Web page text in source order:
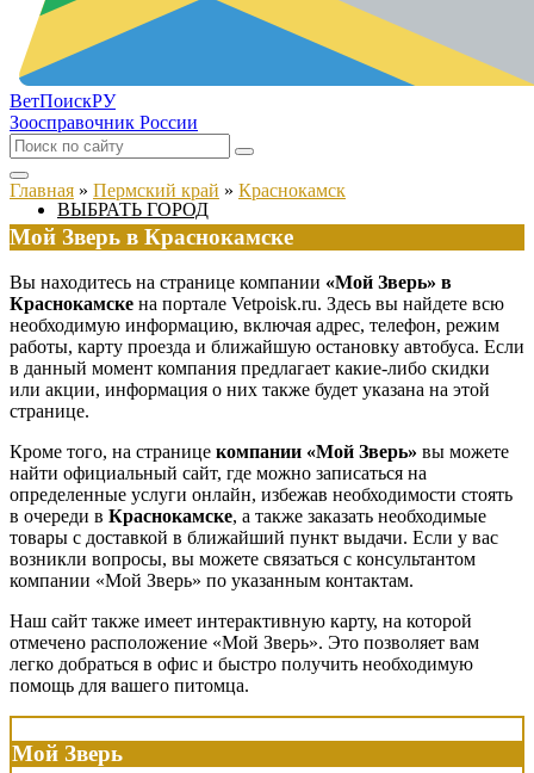
ВетПоискРУ
Зоосправочник России
ВЫБРАТЬ ГОРОД
Главная » Пермский край » Краснокамск
Мой Зверь в Краснокамске
Вы находитесь на странице компании «Мой Зверь» в
Краснокамске на портале Vetpoisk.ru. Здесь вы найдете всю
необходимую информацию, включая адрес, телефон, режим
работы, карту проезда и ближайшую остановку автобуса. Если
в данный момент компания предлагает какие-либо скидки
или акции, информация о них также будет указана на этой
странице.
Кроме того, на странице компании «Мой Зверь» вы можете
найти официальный сайт, где можно записаться на
определенные услуги онлайн, избежав необходимости стоять
в очереди в Краснокамске, а также заказать необходимые
товары с доставкой в ближайший пункт выдачи. Если у вас
возникли вопросы, вы можете связаться с консультантом
компании «Мой Зверь» по указанным контактам.
Наш сайт также имеет интерактивную карту, на которой
отмечено расположение «Мой Зверь». Это позволяет вам
легко добраться в офис и быстро получить необходимую
помощь для вашего питомца.
Мой Зверь